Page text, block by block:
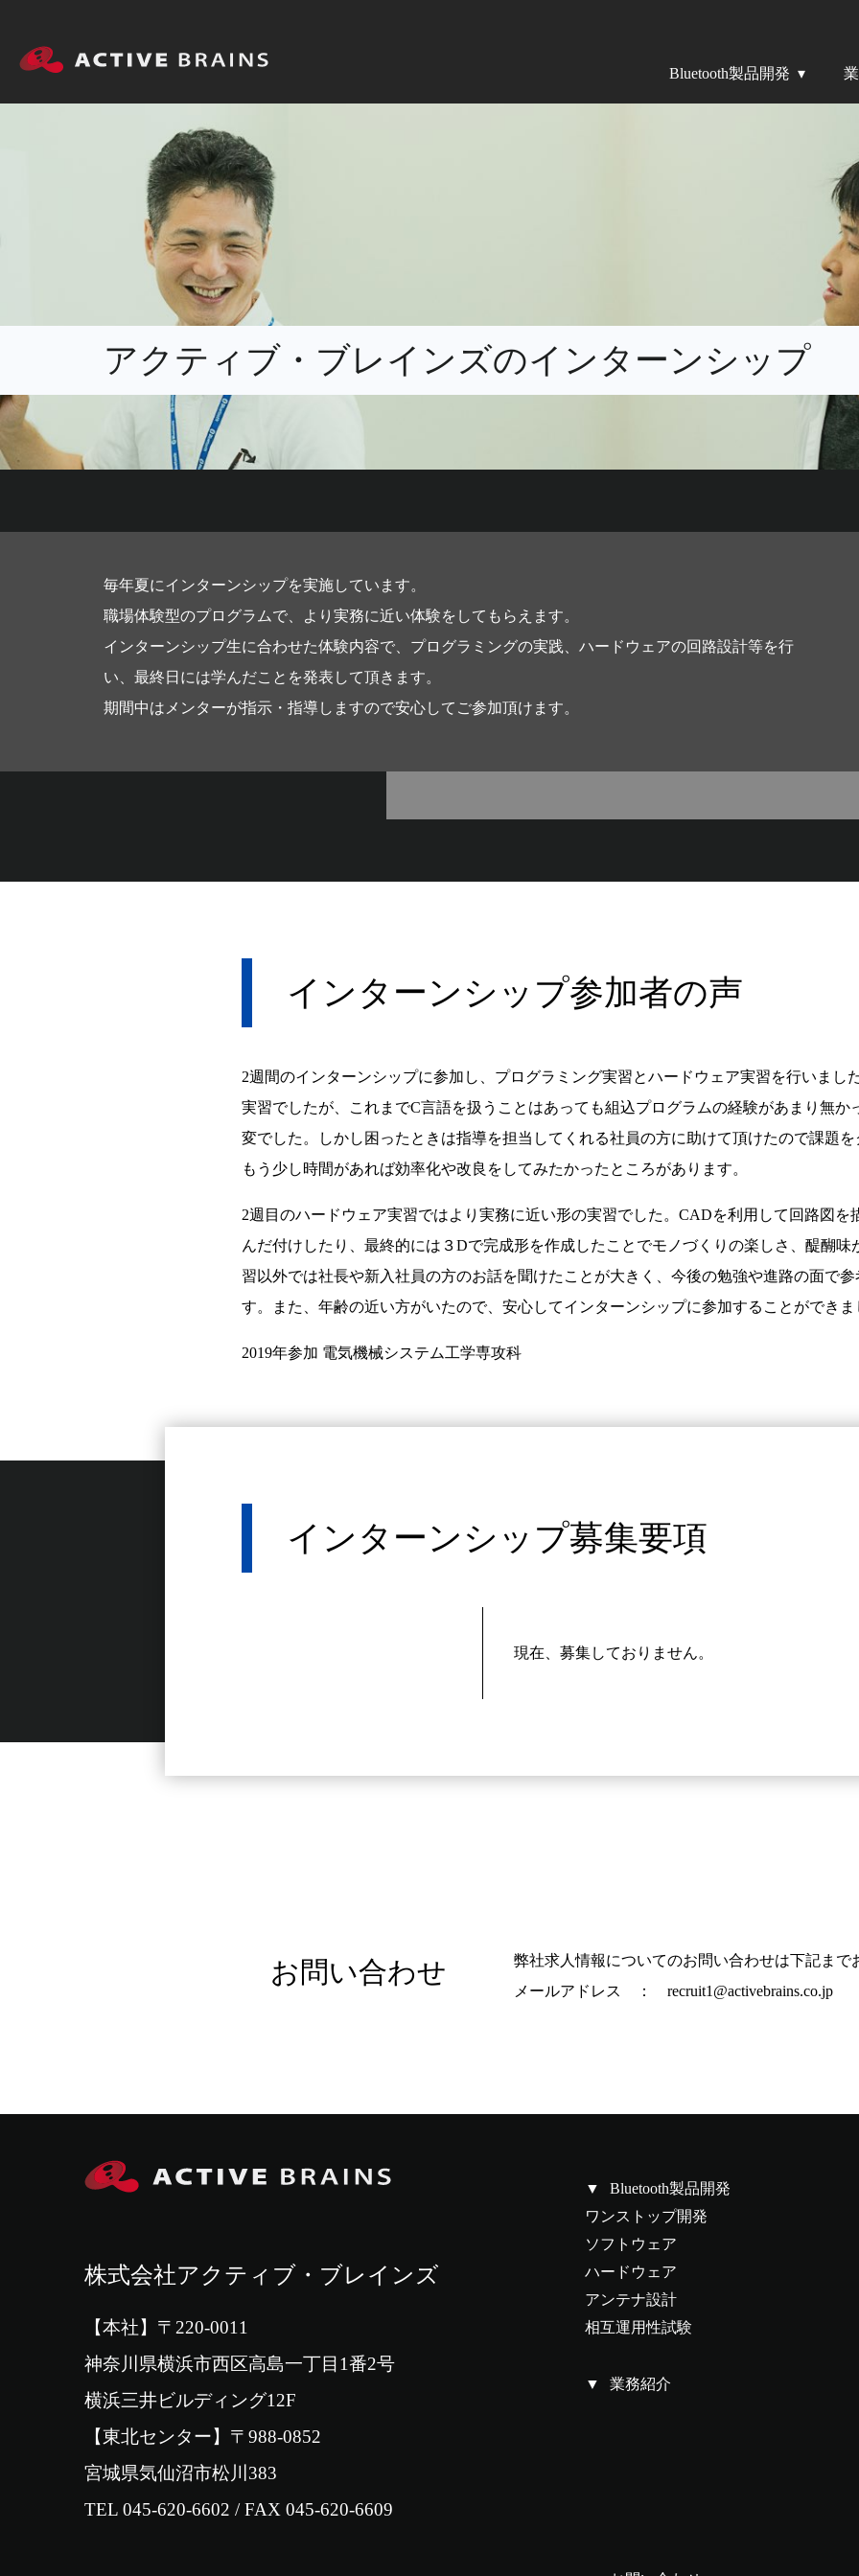
Bluetooth製品開発
アクティブ・ブレインズのインターンシップ
毎年夏にインターンシップを実施しています。
職場体験型のプログラムで、より実務に近い体験をしてもらえます。
インターンシップ生に合わせた体験内容で、プログラミングの実践、ハードウェアの回路設計等を行
い、最終日には学んだことを発表して頂きます。
期間中はメンターが指示・指導しますので安心してご参加頂けます。
インターンシップ参加者の声
2週間のインターンシップに参加し、プログラミング実習とハードウェア実習を行いまし
実習でしたが、これまでC言語を扱うことはあっても組込プログラムの経験があまり無か
変でした。しかし困ったときは指導を担当してくれる社員の方に助けて頂けたので課題
もう少し時間があれば効率化や改良をしてみたかったところがあります。
2週目のハードウェア実習ではより実務に近い形の実習でした。CADを利用して回路図を
んだ付けしたり、最終的には３Dで完成形を作成したことでモノづくりの楽しさ、醍醐味
習以外では社長や新入社員の方のお話を聞けたことが大きく、今後の勉強や進路の面で
す。また、年齢の近い方がいたので、安心してインターンシップに参加することができま
2019年参加 電気機械システム工学専攻科
インターンシップ募集要項
現在、募集しておりません。
お問い合わせ
弊社求人情報についてのお問い合わせは下記まで
メールアドレス ： recruit1@activebrains.co.jp
株式会社アクティブ・ブレインズ
【本社】〒220-0011
神奈川県横浜市西区高島一丁目1番2号
横浜三井ビルディング12F
【東北センター】〒988-0852
宮城県気仙沼市松川383
TEL 045-620-6602 / FAX 045-620-6609
Bluetooth製品開発
ワンストップ開発
ソフトウェア
ハードウェア
アンテナ設計
相互運用性試験
業務紹介